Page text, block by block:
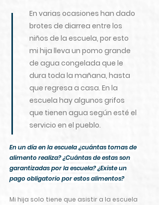
En varias ocasiones han dado
brotes de diarrea entre los
niños de la escuela, por esto
mi hija lleva un pomo grande
de agua congelada que le
dura toda la mañana, hasta
que regresa a casa. En la
escuela hay algunos grifos
que tienen agua según esté el
servicio en el pueblo.
En un día en la escuela ¿cuántas tomas de
alimento realiza? ¿Cuántas de estas son
garantizadas por la escuela? ¿Existe un
pago obligatorio por estos alimentos?
Mi hija solo tiene que asistir a la escuela